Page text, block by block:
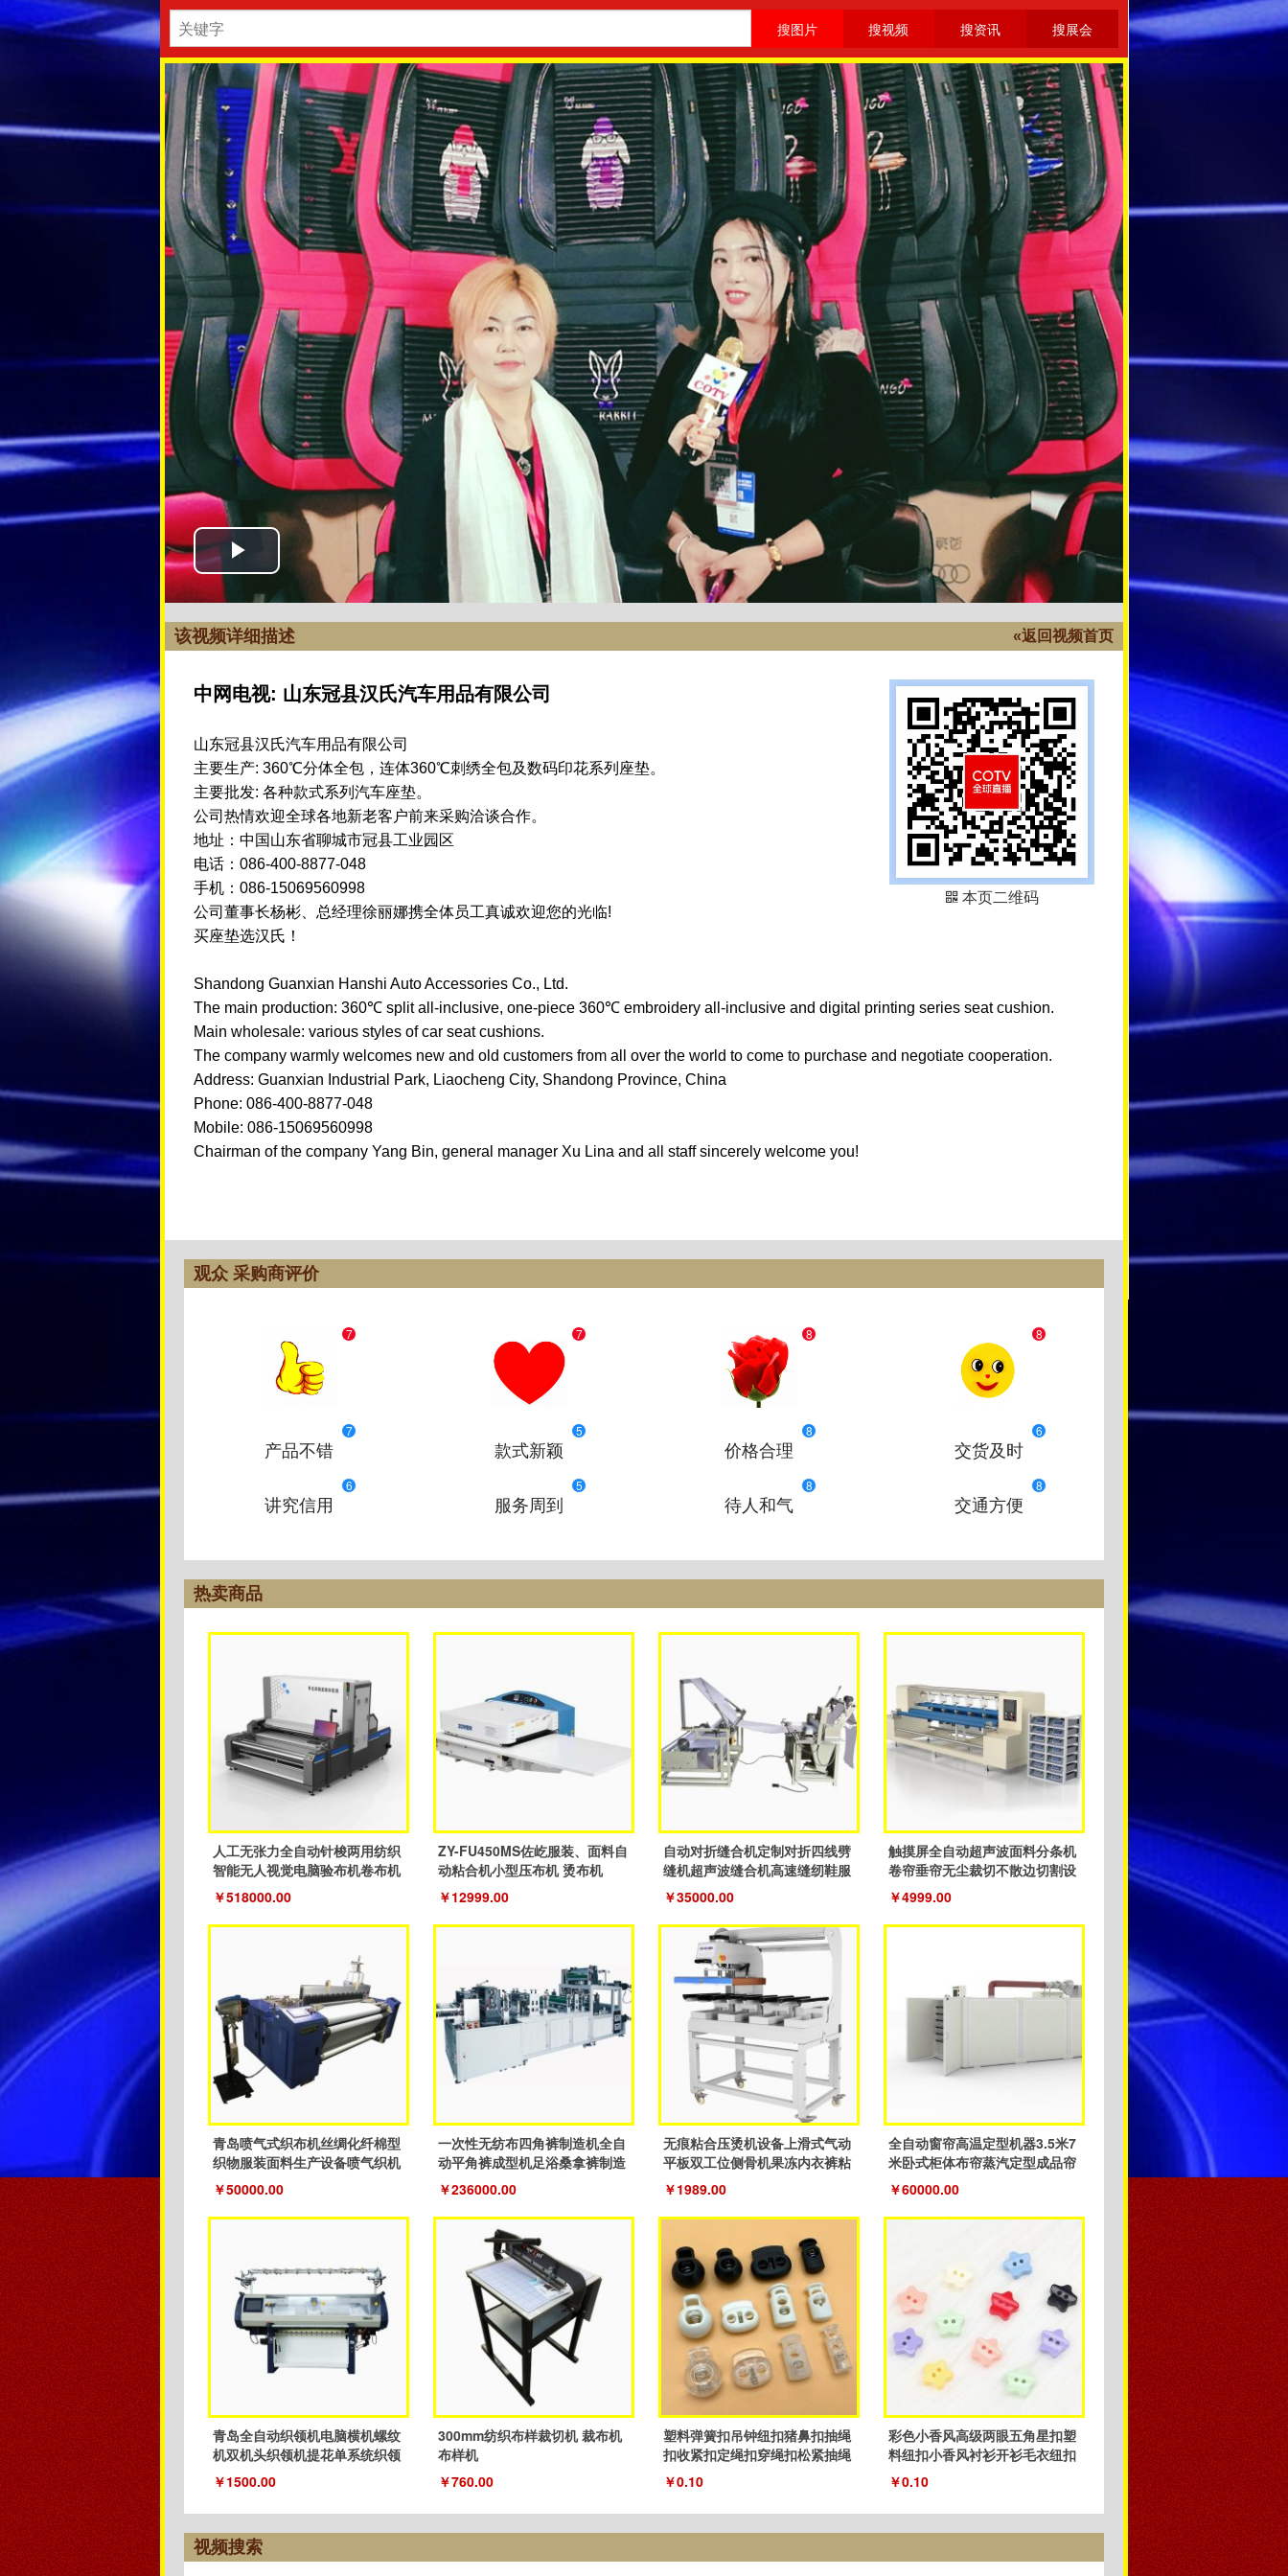
«返回视频首页
该视频详细描述
本页二维码
中网电视: 山东冠县汉氏汽车用品有限公司
山东冠县汉氏汽车用品有限公司
主要生产: 360℃分体全包，连体360℃刺绣全包及数码印花系列座垫。
主要批发: 各种款式系列汽车座垫。
公司热情欢迎全球各地新老客户前来采购洽谈合作。
地址：中国山东省聊城市冠县工业园区
电话：086-400-8877-048
手机：086-15069560998
公司董事长杨彬、总经理徐丽娜携全体员工真诚欢迎您的光临!
买座垫选汉氏！
Shandong Guanxian Hanshi Auto Accessories Co., Ltd.
The main production: 360℃ split all-inclusive, one-piece 360℃ embroidery all-inclusive and digital printing series seat cushion.
Main wholesale: various styles of car seat cushions.
The company warmly welcomes new and old customers from all over the world to come to purchase and negotiate cooperation.
Address: Guanxian Industrial Park, Liaocheng City, Shandong Province, China
Phone: 086-400-8877-048
Mobile: 086-15069560998
Chairman of the company Yang Bin, general manager Xu Lina and all staff sincerely welcome you!
观众 采购商评价
7 7 8 8
产品不错
7
款式新颖
5
价格合理
8
交货及时
6
讲究信用
6
服务周到
5
待人和气
8
交通方便
8
热卖商品
人工无张力全自动针梭两用纺织
智能无人视觉电脑验布机卷布机
￥518000.00
ZY-FU450MS佐屹服装、面料自
动粘合机小型压布机 烫布机
￥12999.00
自动对折缝合机定制对折四线劈
缝机超声波缝合机高速缝纫鞋服
机
￥35000.00
触摸屏全自动超声波面料分条机
卷帘垂帘无尘裁切不散边切割设
备
￥4999.00
青岛喷气式织布机丝绸化纤棉型
织物服装面料生产设备喷气织机
￥50000.00
一次性无纺布四角裤制造机全自
动平角裤成型机足浴桑拿裤制造
机器
￥236000.00
无痕粘合压烫机设备上滑式气动
平板双工位侧骨机果冻内衣裤粘
合机
￥1989.00
全自动窗帘高温定型机器3.5米7
米卧式柜体布帘蒸汽定型成品帘
￥60000.00
青岛全自动织领机电脑横机螺纹
机双机头织领机提花单系统织领
机
￥1500.00
300mm纺织布样裁切机 裁布机
布样机
￥760.00
塑料弹簧扣吊钟纽扣猪鼻扣抽绳
扣收紧扣定绳扣穿绳扣松紧抽绳
扣子
￥0.10
彩色小香风高级两眼五角星扣塑
料纽扣小香风衬衫开衫毛衣纽扣
厂家
￥0.10
视频搜索